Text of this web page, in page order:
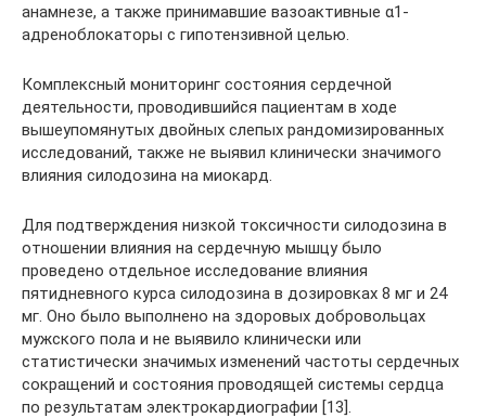
анамнезе, а также принимавшие вазоактивные α1-
адреноблокаторы с гипотензивной целью.
Комплексный мониторинг состояния сердечной
деятельности, проводившийся пациентам в ходе
вышеупомянутых двойных слепых рандомизированных
исследований, также не выявил клинически значимого
влияния силодозина на миокард.
Для подтверждения низкой токсичности силодозина в
отношении влияния на сердечную мышцу было
проведено отдельное исследование влияния
пятидневного курса силодозина в дозировках 8 мг и 24
мг. Оно было выполнено на здоровых добровольцах
мужского пола и не выявило клинически или
статистически значимых изменений частоты сердечных
сокращений и состояния проводящей системы сердца
по результатам электрокардиографии [13].